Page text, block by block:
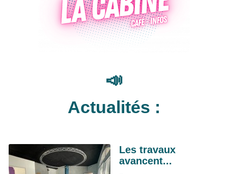
📣
Actualités :
Les travaux
avancent...